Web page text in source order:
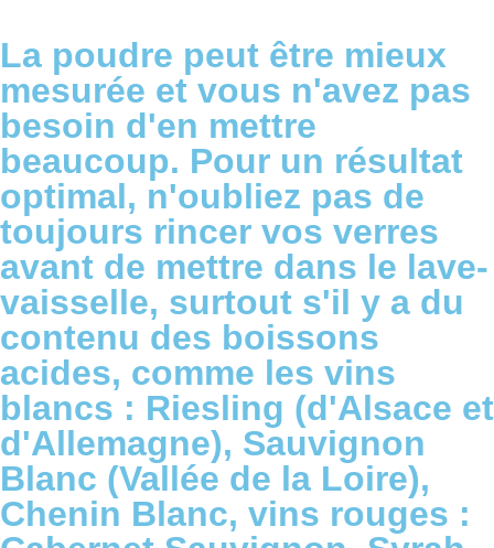
La poudre peut être mieux
mesurée et vous n'avez pas
besoin d'en mettre
beaucoup. Pour un résultat
optimal, n'oubliez pas de
toujours rincer vos verres
avant de mettre dans le lave-
vaisselle, surtout s'il y a du
contenu des boissons
acides, comme les vins
blancs : Riesling (d'Alsace et
d'Allemagne), Sauvignon
Blanc (Vallée de la Loire),
Chenin Blanc, vins rouges :